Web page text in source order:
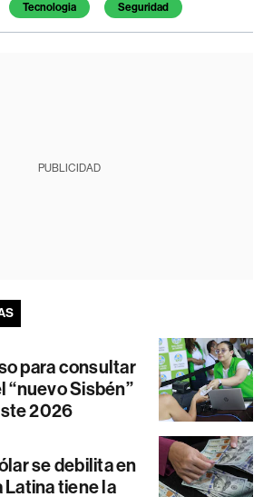
Tecnologia Seguridad
PUBLICIDAD
para consultar
“nuevo Sisbén”
2026
se debilita en
Latina tiene la